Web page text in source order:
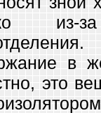
из-
в
это